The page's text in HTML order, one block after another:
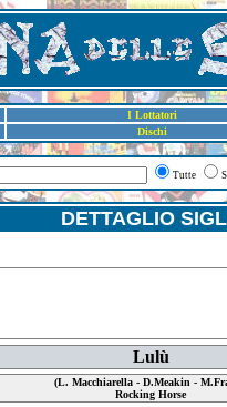
I Lottatori
Dischi
Tutte
DETTAGLIO
Lulù
(L. Macchiarella - D.Meakin -
Rocking Horse